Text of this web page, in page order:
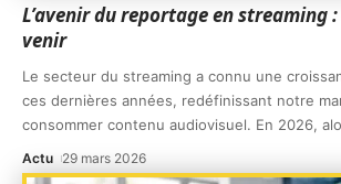
L’avenir du reportage en streaming
venir
Le secteur du streaming a connu une
ces dernières années, redéfinissant notre
consommer contenu audiovisuel. En 2026,
Actu 29 mars 2026